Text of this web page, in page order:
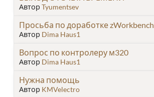
Автор Tyumentsev
Просьба по доработке zWorkbench
Автор Dima Haus1
Вопрос по контролеру м320
Автор Dima Haus1
Нужна помощь
Автор KMVelectro